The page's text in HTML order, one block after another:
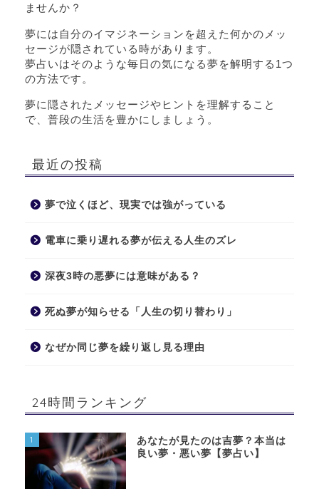
ませんか？
夢には自分のイマジネーションを超えた何かのメッ
セージが隠されている時があります。
夢占いはそのような毎日の気になる夢を解明する1つ
の方法です。
夢に隠されたメッセージやヒントを理解すること
で、普段の生活を豊かにしましょう。
最近の投稿
夢で泣くほど、現実では強がっている
電車に乗り遅れる夢が伝える人生のズレ
深夜3時の悪夢には意味がある？
死ぬ夢が知らせる「人生の切り替わり」
なぜか同じ夢を繰り返し見る理由
24時間ランキング
1
あなたが見たのは吉夢？本当は
良い夢・悪い夢【夢占い】